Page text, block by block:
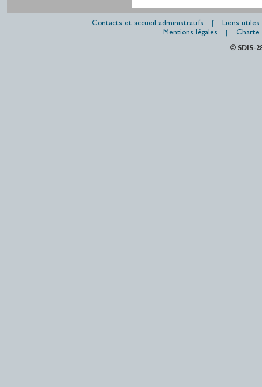
Contacts et accueil administratifs
Liens utiles
Mentions légales
Charte
© SDIS-